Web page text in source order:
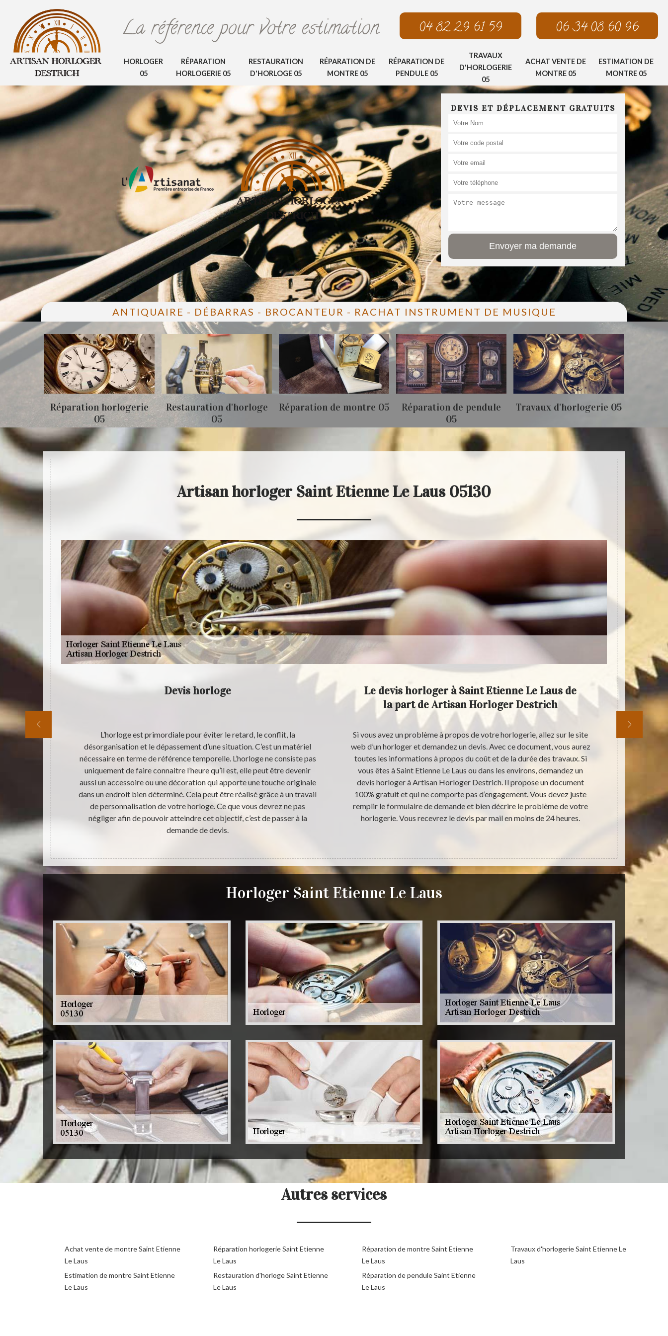
La référence pour votre estimation 04 82 29 61 59 06 34 08 60 96
HORLOGER
05
RÉPARATION
HORLOGERIE 05
RESTAURATION
D'HORLOGE 05
RÉPARATION DE
MONTRE 05
RÉPARATION DE
PENDULE 05
TRAVAUX
D'HORLOGERIE
05
ACHAT VENTE DE
MONTRE 05
ESTIMATION DE
MONTRE 05
DEVIS ET DÉPLACEMENT GRATUITS
ANTIQUAIRE - DÉBARRAS - BROCANTEUR - RACHAT INSTRUMENT DE MUSIQUE
Réparation horlogerie
05
Restauration d'horloge
05
Réparation de montre 05
Réparation de pendule
05
Travaux d'horlogerie 05
Artisan horloger Saint Etienne Le Laus 05130
Et
avec un
Devis horloge
L’horloge est primordiale pour éviter le retard, le conflit, la
désorganisation et le dépassement d’une situation. C’est un matériel
nécessaire en terme de référence temporelle. L’horloge ne consiste pas
uniquement de faire connaitre l’heure qu’il est, elle peut être devenir
aussi un accessoire ou une décoration qui apporte une touche originale
dans un endroit bien déterminé. Cela peut être réalisé grâce à un travail
de personnalisation de votre horloge. Ce que vous devrez ne pas
négliger afin de pouvoir atteindre cet objectif, c’est de passer à la
demande de devis.
Le devis horloger à Saint Etienne Le Laus de
la part de Artisan Horloger Destrich
Si vous avez un problème à propos de votre horlogerie, allez sur le site
web d’un horloger et demandez un devis. Avec ce document, vous aurez
toutes les informations à propos du coût et de la durée des travaux. Si
vous êtes à Saint Etienne Le Laus ou dans les environs, demandez un
devis horloger à Artisan Horloger Destrich. Il propose un document
100% gratuit et qui ne comporte pas d’engagement. Vous devez juste
remplir le formulaire de demande et bien décrire le problème de votre
horlogerie. Vous recevrez le devis par mail en moins de 24 heures.
Artisan
en œuvre
de nous
Horloger Saint Etienne Le Laus
Autres services
Achat vente de montre Saint Etienne
Le Laus
Estimation de montre Saint Etienne
Le Laus
Réparation horlogerie Saint Etienne
Le Laus
Restauration d'horloge Saint Etienne
Le Laus
Réparation de montre Saint Etienne
Le Laus
Réparation de pendule Saint Etienne
Le Laus
Travaux d'horlogerie Saint Etienne Le
Laus